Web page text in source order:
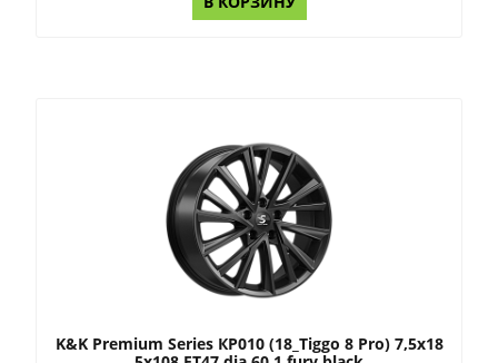
K&K Premium Series КР010 (18_Tiggo 8 Pro) 7,5x18